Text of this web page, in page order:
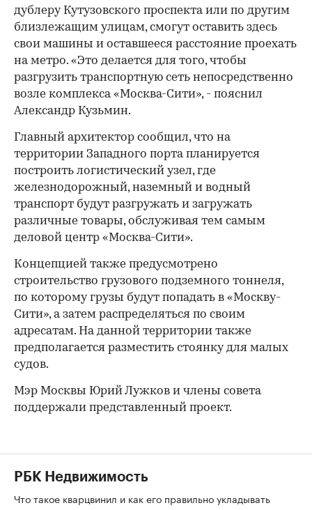
дублеру Кутузовского проспекта или по другим
близлежащим улицам, смогут оставить здесь
свои машины и оставшееся расстояние проехать
на метро. «Это делается для того, чтобы
разгрузить транспортную сеть непосредственно
возле комплекса «Москва-Сити», - пояснил
Александр Кузьмин.
Главный архитектор сообщил, что на
территории Западного порта планируется
построить логистический узел, где
железнодорожный, наземный и водный
транспорт будут разгружать и загружать
различные товары, обслуживая тем самым
деловой центр «Москва-Сити».
Концепцией также предусмотрено
строительство грузового подземного тоннеля,
по которому грузы будут попадать в «Москву-
Сити», а затем распределяться по своим
адресатам. На данной территории также
предполагается разместить стоянку для малых
судов.
Мэр Москвы Юрий Лужков и члены совета
поддержали представленный проект.
РБК Недвижимость
Что такое кварцвинил и как его правильно укладывать